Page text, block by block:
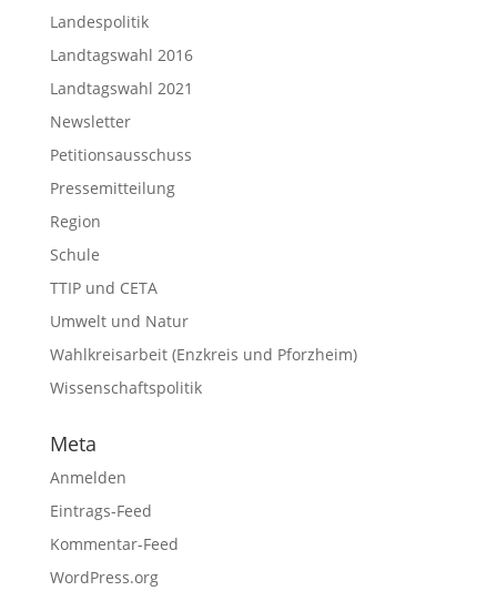
Landespolitik
Landtagswahl 2016
Landtagswahl 2021
Newsletter
Petitionsausschuss
Pressemitteilung
Region
Schule
TTIP und CETA
Umwelt und Natur
Wahlkreisarbeit (Enzkreis und Pforzheim)
Wissenschaftspolitik
Meta
Anmelden
Eintrags-Feed
Kommentar-Feed
WordPress.org